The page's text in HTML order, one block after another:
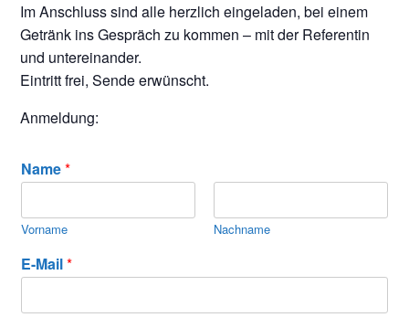
Im Anschluss sind alle herzlich eingeladen, bei einem
Getränk ins Gespräch zu kommen – mit der Referentin
und untereinander.
Eintritt frei, Sende erwünscht.
Anmeldung:
Name*
Vorname Nachname
E-Mail*